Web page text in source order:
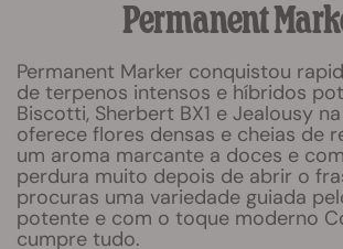
Permanent
Permanent Marker conquistou
de terpenos intensos e híbridos
Biscotti, Sherbert BX1 e Jealousy
oferece flores densas e cheias de
um aroma marcante a doces e
perdura muito depois de abrir o
procuras uma variedade guiada
potente e com o toque moderno
cumpre tudo.